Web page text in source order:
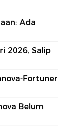
Ada
2026, Salip
Fortuner
Belum